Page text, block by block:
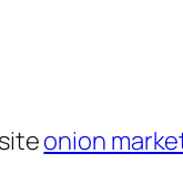
onion